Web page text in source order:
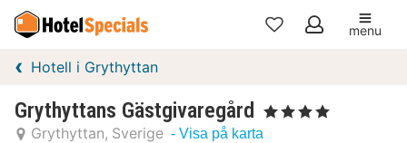
Mina
menu
Hotell i Grythyttan
Grythyttans Gästgivaregård , 4 Stjärnor
Grythyttan Sverige - Visa på karta